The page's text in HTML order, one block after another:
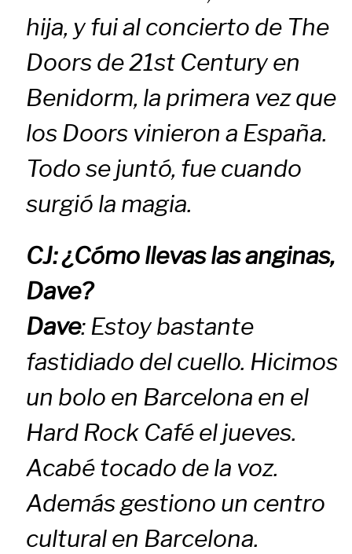
hija, y fui al concierto de The
Doors de 21st Century en
Benidorm, la primera vez que
los Doors vinieron a España.
Todo se juntó, fue cuando
surgió la magia.
CJ: ¿Cómo llevas las anginas,
Dave?
Dave: Estoy bastante
fastidiado del cuello. Hicimos
un bolo en Barcelona en el
Hard Rock Café el jueves.
Acabé tocado de la voz.
Además gestiono un centro
cultural en Barcelona.